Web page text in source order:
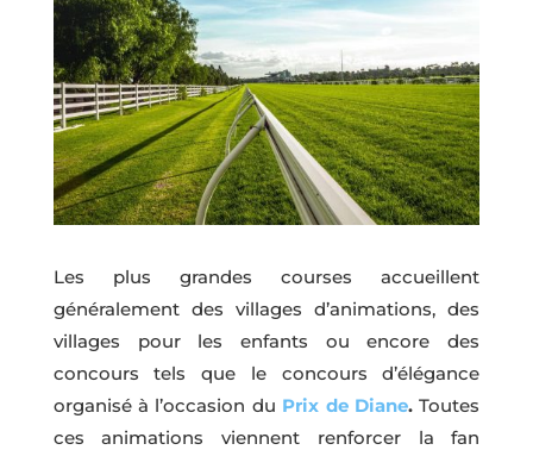
Les plus grandes courses accueillent
généralement des villages d’animations, des
villages pour les enfants ou encore des
concours tels que le concours d’élégance
organisé à l’occasion du Prix de Diane.Toutes
ces animations viennent renforcer la fan